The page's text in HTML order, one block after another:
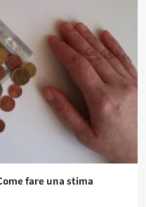
fare una stima